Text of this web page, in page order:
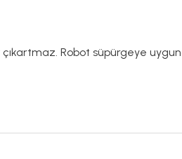
Robot süpürgeye